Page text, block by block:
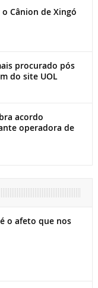
Cânion de Xingó
procurado pós
do site UOL
acordo
operadora de
o afeto que nos